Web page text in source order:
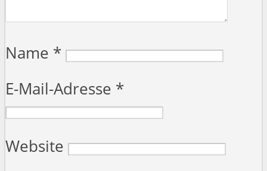
Name *
E-Mail-Adresse *
Website